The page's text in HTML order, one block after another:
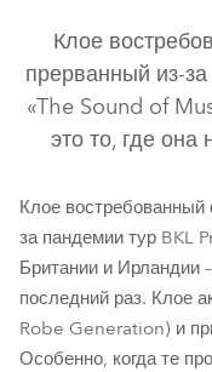
Клое
прерванный из-
«The Sound of
это то, где она
Клое востребованный
за пандемии тур BKL
Британии и Ирландии
последний раз. Клое
Robe Generation) и
Особенно, когда те